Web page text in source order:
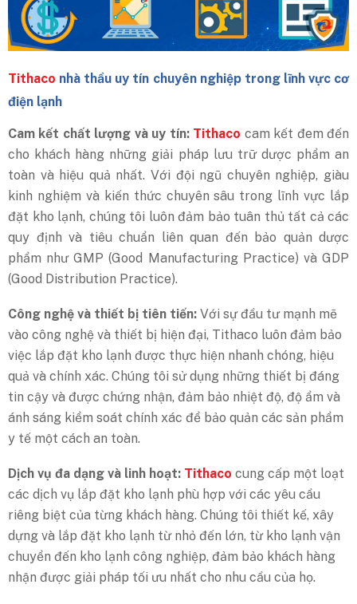
Tithaco nhà thầu uy tín chuyên nghiệp trong lĩnh vực cơ
điện lạnh
Cam kết chất lượng và uy tín: Tithaco cam kết đem đến
cho khách hàng những giải pháp lưu trữ dược phẩm an
toàn và hiệu quả nhất. Với đội ngũ chuyên nghiệp, giàu
kinh nghiệm và kiến thức chuyên sâu trong lĩnh vực lắp
đặt kho lạnh, chúng tôi luôn đảm bảo tuân thủ tất cả các
quy định và tiêu chuẩn liên quan đến bảo quản dược
phẩm như GMP (Good Manufacturing Practice) và GDP
(Good Distribution Practice).
Công nghệ và thiết bị tiên tiến: Với sự đầu tư mạnh mẽ
vào công nghệ và thiết bị hiện đại, Tithaco luôn đảm bảo
việc lắp đặt kho lạnh được thực hiện nhanh chóng, hiệu
quả và chính xác. Chúng tôi sử dụng những thiết bị đáng
tin cậy và được chứng nhận, đảm bảo nhiệt độ, độ ẩm và
ánh sáng kiểm soát chính xác để bảo quản các sản phẩm
y tế một cách an toàn.
Dịch vụ đa dạng và linh hoạt: Tithaco cung cấp một loạt
các dịch vụ lắp đặt kho lạnh phù hợp với các yêu cầu
riêng biệt của từng khách hàng. Chúng tôi thiết kế, xây
dựng và lắp đặt kho lạnh từ nhỏ đến lớn, từ kho lạnh vận
chuyển đến kho lạnh công nghiệp, đảm bảo khách hàng
nhận được giải pháp tối ưu nhất cho nhu cầu của họ.